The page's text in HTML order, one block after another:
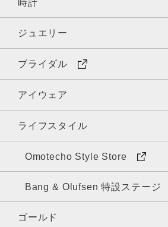
時計
ジュエリー
ブライダル
アイウェア
ライフスタイル
Omotecho Style Store
Bang & Olufsen 特設ステージ
ゴールド